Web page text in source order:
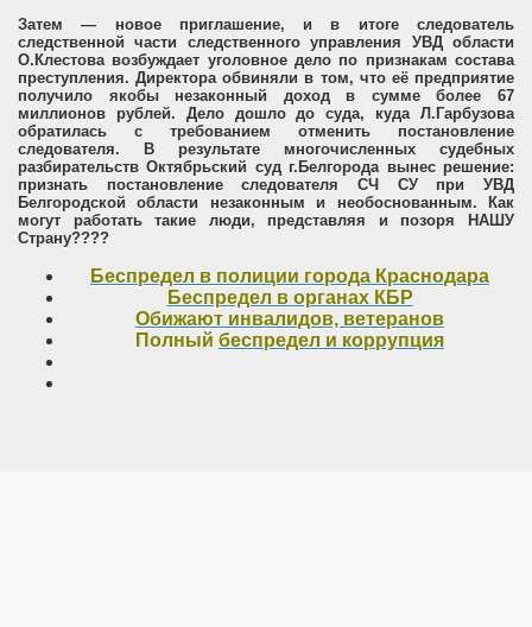
Затем — новое приглашение, и в итоге следователь
следственной части следственного управления УВД области
О.Клестова возбуждает уголовное дело по признакам состава
преступления. Директора обвиняли в том, что её предприятие
получило якобы незаконный доход в сумме более 67
миллионов рублей. Дело дошло до суда, куда Л.Гарбузова
обратилась с требованием отменить постановление
следователя. В результате многочисленных судебных
разбирательств Октябрьский суд г.Белгорода вынес решение:
признать постановление следователя СЧ СУ при УВД
Белгородской области незаконным и необоснованным. Как
могут работать такие люди, представляя и позоря НАШУ
Страну????
Беспредел в полиции города Краснодара
Беспредел в органах КБР
Обижают инвалидов, ветеранов
Полный беспредел и коррупция